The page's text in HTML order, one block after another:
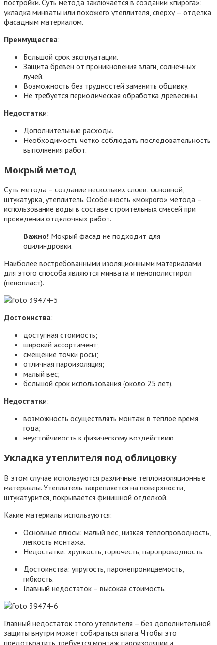
постройки. Суть метода заключается в создании «пирога»:
укладка минваты или похожего утеплителя, сверху – отделка
фасадным материалом.
Преимущества:
Большой срок эксплуатации.
Защита бревен от проникновения влаги, солнечных
лучей.
Возможность без трудностей заменить обшивку.
Не требуется периодическая обработка древесины.
Недостатки:
Дополнительные расходы.
Необходимость четко соблюдать последовательность
выполнения работ.
Мокрый метод
Суть метода – создание нескольких слоев: основной,
штукатурка, утеплитель. Особенность «мокрого» метода –
использование воды в составе строительных смесей при
проведении отделочных работ.
Важно! Мокрый фасад не подходит для
оцилиндровки.
Наиболее востребованными изоляционными материалами
для этого способа являются минвата и пенополистирол
(пенопласт).
Достоинства:
доступная стоимость;
широкий ассортимент;
смещение точки росы;
отличная пароизоляция;
малый вес;
большой срок использования (около 25 лет).
Недостатки:
возможность осуществлять монтаж в теплое время
года;
неустойчивость к физическому воздействию.
Укладка утеплителя под облицовку
В этом случае используются различные теплоизоляционные
материалы. Утеплитель закрепляется на поверхности,
штукатурится, покрывается финишной отделкой.
Какие материалы используются:
Основные плюсы: малый вес, низкая теплопроводность,
легкость монтажа.
Недостатки: хрупкость, горючесть, паропроводность.
Достоинства: упругость, паронепроницаемость,
гибкость.
Главный недостаток – высокая стоимость.
Главный недостаток этого утеплителя – без дополнительной
защиты внутри может собираться влага. Чтобы это
предотвратить требуется монтаж пароизоляции и